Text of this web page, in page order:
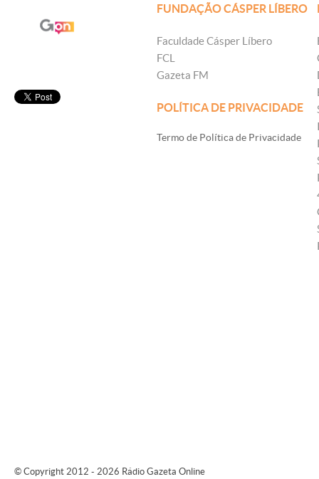
FUNDAÇÃO CÁSPER LÍBERO
Faculdade Cásper Líbero
FCL
Gazeta FM
POLÍTICA DE PRIVACIDADE
Termo de Política de Privacidade
© Copyright 2012 - 2026 Rádio Gazeta Online